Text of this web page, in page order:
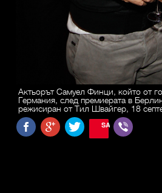
Актьорът Самуел Финци, който от
Германия, след премиерата в
режисиран от Тил Швайгер, 18
SAVE